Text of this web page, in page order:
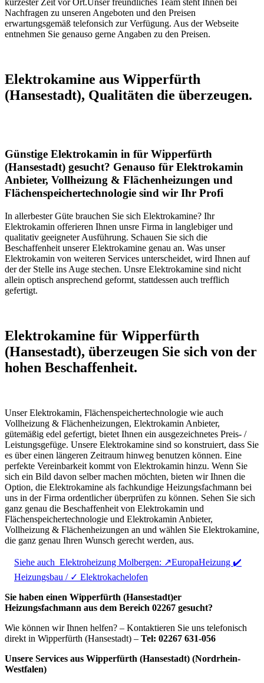
kürzester Zeit vor Ort.Unser freundliches Team steht Ihnen bei
Nachfragen zu unseren Angeboten und den Preisen
erwartungsgemäß telefonsich zur Verfügung. Aus der Webseite
entnehmen Sie genauso gerne Angaben zu den Preisen.
Elektrokamine aus Wipperfürth
(Hansestadt), Qualitäten die überzeugen.
Günstige Elektrokamin in für Wipperfürth
(Hansestadt) gesucht? Genauso für Elektrokamin
Anbieter, Vollheizung & Flächenheizungen und
Flächenspeichertechnologie sind wir Ihr Profi
In allerbester Güte brauchen Sie sich Elektrokamine? Ihr
Elektrokamin offerieren Ihnen unsre Firma in langlebiger und
qualitativ geeigneter Ausführung. Schauen Sie sich die
Beschaffenheit unserer Elektrokamine genau an. Was unser
Elektrokamin von weiteren Services unterscheidet, wird Ihnen auf
der der Stelle ins Auge stechen. Unsre Elektrokamine sind nicht
allein optisch ansprechend geformt, stattdessen auch trefflich
gefertigt.
Elektrokamine für Wipperfürth
(Hansestadt), überzeugen Sie sich von der
hohen Beschaffenheit.
Unser Elektrokamin, Flächenspeichertechnologie wie auch
Vollheizung & Flächenheizungen, Elektrokamin Anbieter,
gütemäßig edel gefertigt, bietet Ihnen ein ausgezeichnetes Preis- /
Leistungsgefüge. Unsere Elektrokamine sind so konstruiert, dass Sie
es über einen längeren Zeitraum hinweg benutzen können. Eine
perfekte Vereinbarkeit kommt von Elektrokamin hinzu. Wenn Sie
sich ein Bild davon selber machen möchten, bieten wir Ihnen die
Option, die Elektrokamine als fachkundige Heizungsfachmann bei
uns in der Firma ordentlicher überprüfen zu können. Sehen Sie sich
ganz genau die Beschaffenheit von Elektrokamin und
Flächenspeichertechnologie und Elektrokamin Anbieter,
Vollheizung & Flächenheizungen an und wählen Sie Elektrokamine,
die ganz genau Ihren Wunsch gerecht werden, aus.
Siehe auch Elektroheizung Molbergen: ↗️EuropaHeizung ✔️
Heizungsbau / ✓ Elektrokachelofen
Sie haben einen Wipperfürth (Hansestadt)er
Heizungsfachmann aus dem Bereich 02267 gesucht?
Wie können wir Ihnen helfen? – Kontaktieren Sie uns telefonisch
direkt in Wipperfürth (Hansestadt) – Tel: 02267 631-056
Unsere Services aus Wipperfürth (Hansestadt) (Nordrhein-
Westfalen)